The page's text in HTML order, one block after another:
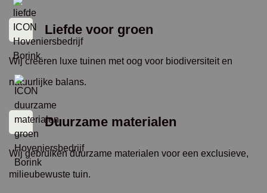
Liefde voor groen
Wij creëren luxe tuinen met oog voor biodiversiteit en
natuurlijke balans.
Duurzame materialen
Wij gebruiken duurzame materialen voor een exclusieve,
milieubewuste tuin.